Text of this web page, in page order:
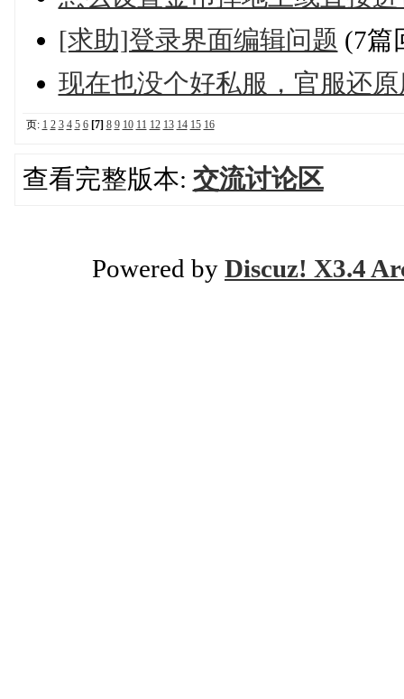
[求助]登录界面编辑问题 (7篇
现在也没个好私服，官服还
页: 1 2 3 4 5 6 [7] 8 9 10 11 12 13 14 15 16
查看完整版本: 交流讨论区
Powered by Discuz! X3.4